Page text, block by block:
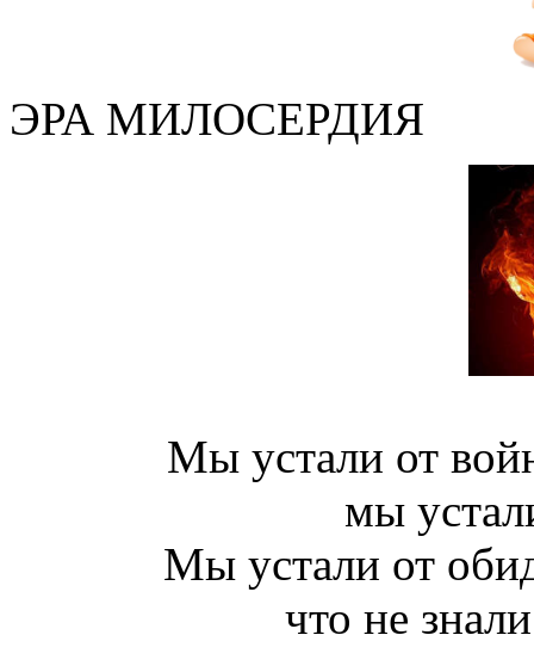
ЭРА МИЛОСЕРДИЯ
Мы устали от
мы
Мы устали от
что не